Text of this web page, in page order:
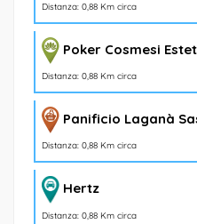
Distanza: 0,88 Km circa
Poker Cosmesi
Distanza: 0,88 Km circa
Panificio Laganà
Distanza: 0,88 Km circa
Hertz
Distanza: 0,88 Km circa